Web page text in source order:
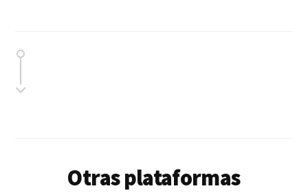
Otras plataformas